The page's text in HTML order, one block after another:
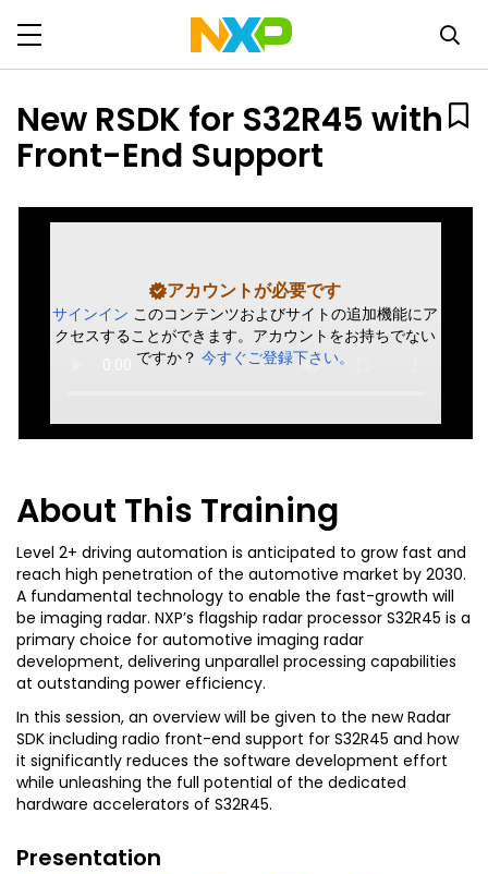
New RSDK for S32R45 with
Front-End Support
アカウントが必要です
サインイン このコンテンツおよびサイトの追加機能にア
クセスすることができます。アカウントをお持ちでない
ですか？今すぐご登録下さい。
About This Training
Level 2+ driving automation is anticipated to grow fast and
reach high penetration of the automotive market by 2030.
A fundamental technology to enable the fast-growth will
be imaging radar. NXP’s flagship radar processor S32R45 is a
primary choice for automotive imaging radar
development, delivering unparallel processing capabilities
at outstanding power efficiency.
In this session, an overview will be given to the new Radar
SDK including radio front-end support for S32R45 and how
it significantly reduces the software development effort
while unleashing the full potential of the dedicated
hardware accelerators of S32R45.
Presentation